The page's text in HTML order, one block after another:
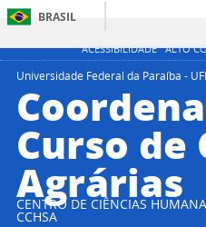
ACESSIBILIDADE ALTO
BRASIL
Universidade Federal da Paraíba -
Curso de
Agrárias
CENTRO DE CIÊNCIAS
CCHSA